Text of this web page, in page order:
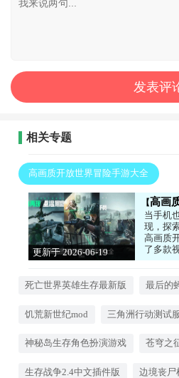
相关专题
高画质开放世界冒险手游大全
更新于 2026-06-19
高画
当手机
现，探
高画质
了多款
从广袤
无视主
以及丰
和视觉
死亡世界英雄生存最新版 最后的
饥荒新世纪mod 三角洲行动测试
神秘岛生存角色扮演游戏 苍穹之
生存战争2.4中文插件版 边境丧尸